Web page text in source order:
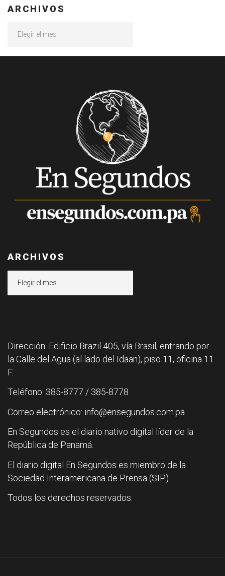
ARCHIVOS
ARCHIVOS
Dirección: Edificio Brazil 405, vía Brasil, entrando por
la Calle del Agua (al lado del Idaan), piso 11, oficina 11
F.
Teléfono: 385-8777 / 385-8778
Correo electrónico: info@ensegundos.com.pa
En Segundos es el diario nativo digital líder de la
República de Panamá.
El diario digital En Segundos es miembro de la
Sociedad Interamericana de Prensa (SIP).
Todos los derechos reservados.